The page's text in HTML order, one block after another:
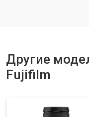
Другие
Fujifilm